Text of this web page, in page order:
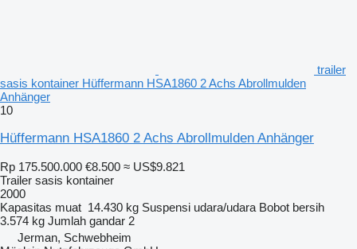
trailer
sasis kontainer Hüffermann HSA1860 2 Achs Abrollmulden
Anhänger
10
Hüffermann HSA1860 2 Achs Abrollmulden Anhänger
Rp 175.500.000 €8.500 ≈ US$9.821
Trailer sasis kontainer
2000
Kapasitas muat 14.430 kg Suspensi udara/udara Bobot bersih
3.574 kg Jumlah gandar 2
Jerman, Schwebheim